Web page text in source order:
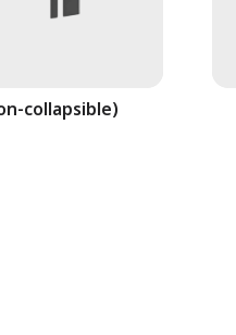
collapsible)